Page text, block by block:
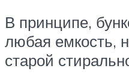
В принципе,
любая емкость,
старой